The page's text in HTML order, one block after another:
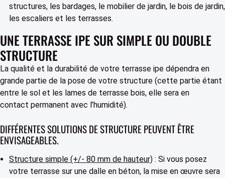
structures, les bardages, le mobilier de jardin, le bois de jardin,
les escaliers et les terrasses.
UNE TERRASSE IPE SUR SIMPLE OU DOUBLE
STRUCTURE
La qualité et la durabilité de votre terrasse ipe dépendra en
grande partie de la pose de votre structure (cette partie étant
entre le sol et les lames de terrasse bois, elle sera en
contact permanent avec l’humidité).
DIFFÉRENTES SOLUTIONS DE STRUCTURE PEUVENT ÊTRE
ENVISAGEABLES.
Structure simple (+/- 80 mm de hauteur) : Si vous posez
votre terrasse sur une dalle en béton, la mise en œuvre sera